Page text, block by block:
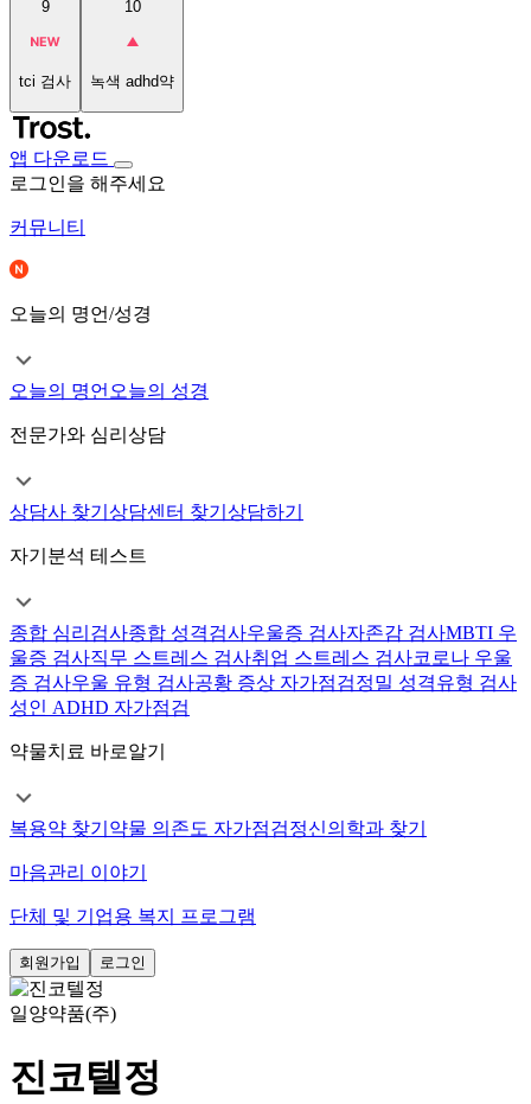
9
tci 검사
10
녹색 adhd약
앱 다운로드
로그인을 해주세요
커뮤니티
오늘의 명언/성경
오늘의 명언 오늘의 성경
전문가와 심리상담
상담사 찾기 상담센터 찾기 상담하기
자기분석 테스트
종합 심리검사종합 성격검사우울증 검사자존감 검사MBTI 우
울증 검사직무 스트레스 검사취업 스트레스 검사코로나 우울
증 검사우울 유형 검사공황 증상 자가점검정밀 성격유형 검사
성인 ADHD 자가점검
약물치료 바로알기
복용약 찾기 약물 의존도 자가점검정신의학과 찾기
마음관리 이야기
단체 및 기업용 복지 프로그램
회원가입 로그인
일양약품(주)
진코텔정